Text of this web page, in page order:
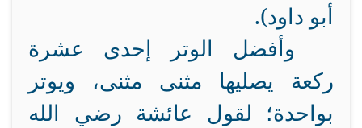
أبو داود).
وأفضل الوتر إحدى عشرة
ركعة يصليها مثنى مثنى، ويوتر
بواحدة؛ لقول عائشة رضي الله